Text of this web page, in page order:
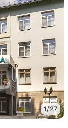
1/27